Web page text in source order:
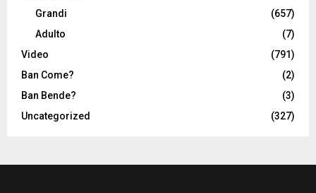
Grandi
(657)
Adulto
(7)
Video
(791)
Ban Come?
(2)
Ban Bende?
(3)
Uncategorized
(327)